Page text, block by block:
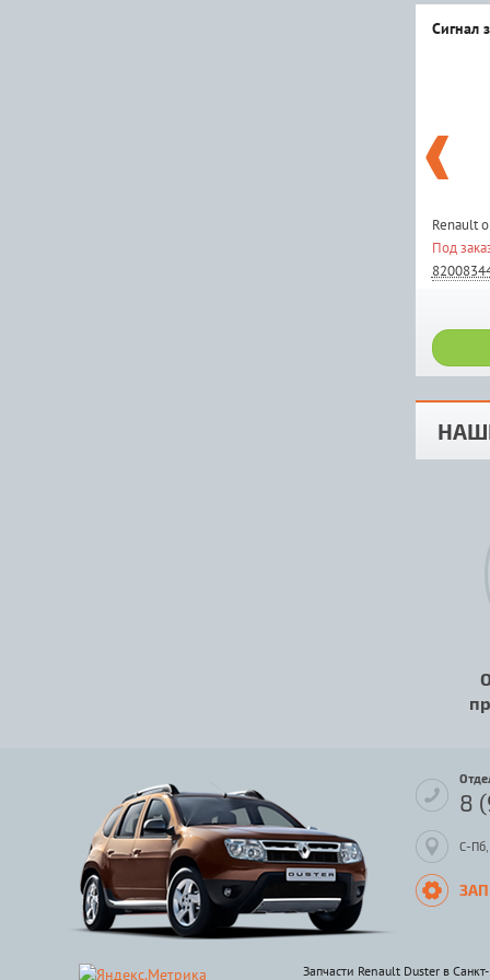
Сигнал
Renault
Под
8
С-Пб,
Запчасти Renault Duster в